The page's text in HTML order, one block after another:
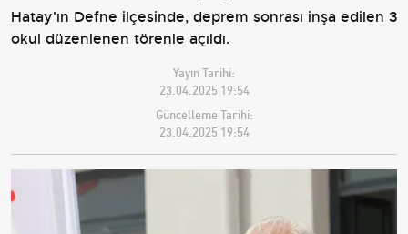
Hatay'ın Defne ilçesinde, deprem sonrası inşa edilen 3
okul düzenlenen törenle açıldı.
Yayın Tarihi:
23.04.2025 19:54
Güncelleme Tarihi:
23.04.2025 19:54